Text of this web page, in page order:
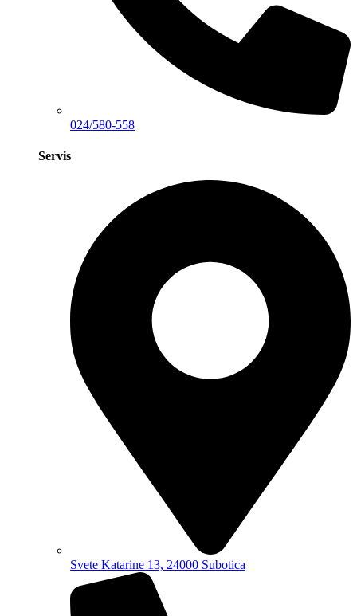
024/580-558
Servis
Svete Katarine 13, 24000 Subotica